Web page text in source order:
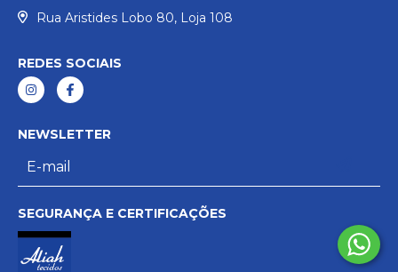
Rua Aristides Lobo 80, Loja 108
REDES SOCIAIS
NEWSLETTER
SEGURANÇA E CERTIFICAÇÕES